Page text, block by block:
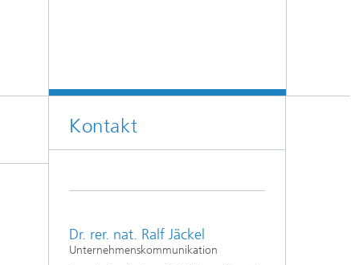
Laserschweißen
Kontakt
Dr. rer. nat. Ralf Jäckel
Unternehmenskommunikation